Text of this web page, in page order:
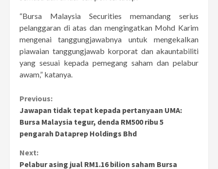
“Bursa Malaysia Securities memandang serius
pelanggaran di atas dan mengingatkan Mohd Karim
mengenai tanggungjawabnya untuk mengekalkan
piawaian tanggungjawab korporat dan akauntabiliti
yang sesuai kepada pemegang saham dan pelabur
awam,” katanya.
Continue
Reading
Previous:
Jawapan tidak tepat kepada pertanyaan UMA:
Bursa Malaysia tegur, denda RM500 ribu 5
pengarah Dataprep Holdings Bhd
Next:
Pelabur asing jual RM1.16 bilion saham Bursa